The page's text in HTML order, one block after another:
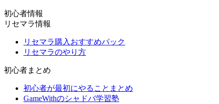
初心者情報
リセマラ情報
リセマラ購入おすすめパック
リセマラのやり方
初心者まとめ
初心者が最初にやることまとめ
GameWithのシャドバ学習塾